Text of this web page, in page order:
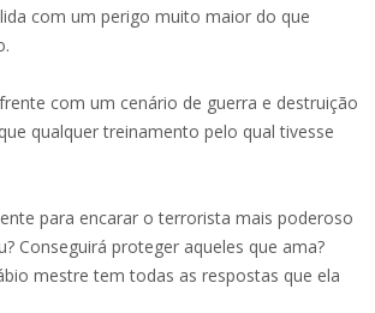
com um perigo muito maior do que
com um cenário de guerra e destruição
qualquer treinamento pelo qual tivesse
para encarar o terrorista mais poderoso
Conseguirá proteger aqueles que ama?
mestre tem todas as respostas que ela